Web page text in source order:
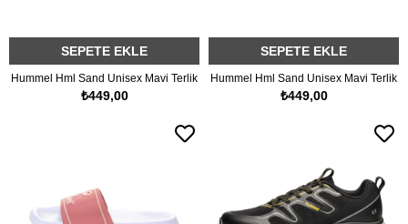
SEPETE EKLE
Hummel Hml Sand Unisex Mavi Terlik
₺449,00
SEPETE EKLE
Hummel Hml Sand Unisex Mavi Terlik
₺449,00